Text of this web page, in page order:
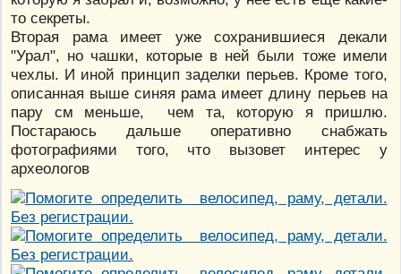
то секреты.
Вторая рама имеет уже сохранившиеся декали
"Урал", но чашки, которые в ней были тоже имели
чехлы. И иной принцип заделки перьев. Кроме того,
описанная выше синяя рама имеет длину перьев на
пару см меньше, чем та, которую я пришлю.
Постараюсь дальше оперативно снабжать
фотографиями того, что вызовет интерес у
археологов